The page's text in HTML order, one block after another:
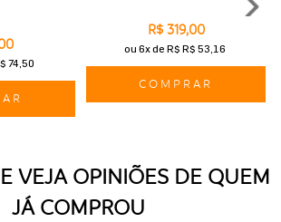
74,50
R$ 319,00
ou 6xde R$ R$ 53,16
COMPRAR
VEJA OPINIÕES DE QUEM
JÁ COMPROU